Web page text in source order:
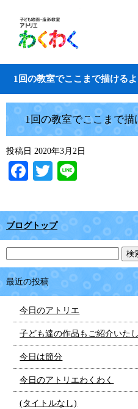
1回の教室でここまで描ける
1回の教室でここまで
投稿日 2020年3月2日
Facebook
Twitter
ブログトップ
最近の投稿
今日のアトリエ
子ども達の作品もご紹介いた
今日は節分
今日のアトリエわくわく
(タイトルなし)